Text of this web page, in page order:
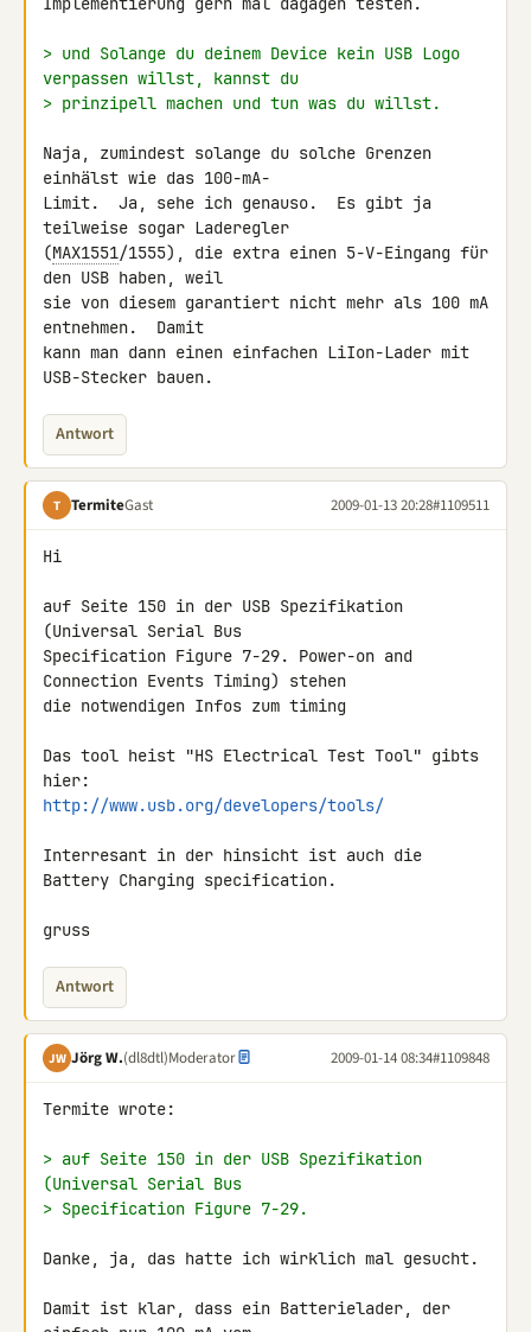
> und Solange du deinem Device kein USB Logo
verpassen willst, kannst du
> prinzipell machen und tun was du willst.
Naja, zumindest solange du solche Grenzen
einhälst wie das 100-mA-
Limit.  Ja, sehe ich genauso.  Es gibt ja
teilweise sogar Laderegler
(MAX1551/1555), die extra einen 5-V-Eingang für
den USB haben, weil
sie von diesem garantiert nicht mehr als 100 mA
entnehmen.  Damit
kann man dann einen einfachen LiIon-Lader mit
USB-Stecker bauen.
Antwort
T TermiteGast 2009-01-13 20:28#1109511
Hi
auf Seite 150 in der USB Spezifikation
(Universal Serial Bus
Specification Figure 7-29. Power-on and
Connection Events Timing) stehen
die notwendigen Infos zum timing
Das tool heist "HS Electrical Test Tool" gibts
http://www.usb.org/developers/tools/
Interresant in der hinsicht ist auch die
Battery Charging specification.
gruss
Antwort
JW Jörg W.(dl8dtl)Moderator 2009-01-14 08:34#1109848
Termite wrote:
> auf Seite 150 in der USB Spezifikation
(Universal Serial Bus
> Specification Figure 7-29.
Danke, ja, das hatte ich wirklich mal gesucht.
Damit ist klar, dass ein Batterielader, der